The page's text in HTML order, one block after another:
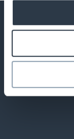
テクニカルサポート